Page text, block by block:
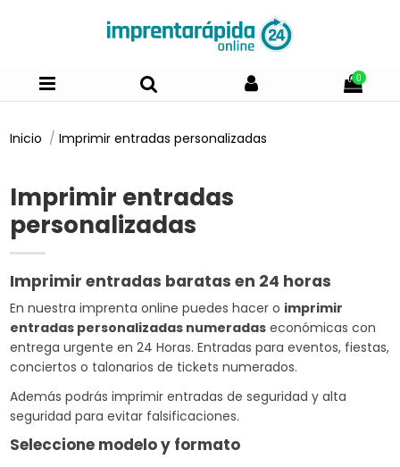
0
Inicio Imprimir entradas personalizadas
Imprimir entradas
personalizadas
Imprimir entradas baratas en 24 horas
En nuestra imprenta online puedes hacer o imprimir
entradas personalizadas numeradaseconómicas con
entrega urgente en 24 Horas. Entradas para eventos, fiestas,
conciertos o talonarios de tickets numerados.
Además podrás imprimir entradas de seguridad y alta
seguridad para evitar falsificaciones.
Seleccione modelo y formato